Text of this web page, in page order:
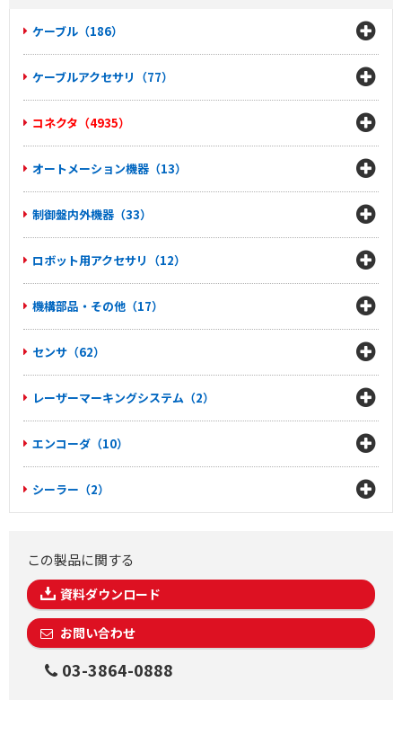
ケーブル（186）
ケーブルアクセサリ（77）
コネクタ（4935）
オートメーション機器（13）
制御盤内外機器（33）
ロボット用アクセサリ（12）
機構部品・その他（17）
センサ（62）
レーザーマーキングシステム（2）
エンコーダ（10）
シーラー（2）
この製品に関する
資料ダウンロード
お問い合わせ
03-3864-0888